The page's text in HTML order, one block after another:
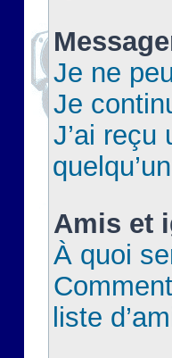
Je ne
Je
J’ai reçu
Amis et
À quoi
liste